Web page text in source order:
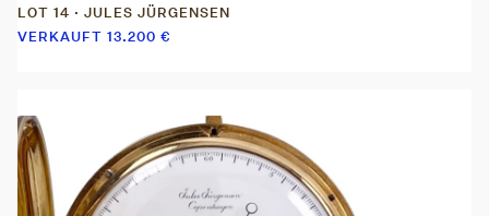
LOT 14 · JULES JÜRGENSEN
VERKAUFT 13.200 €